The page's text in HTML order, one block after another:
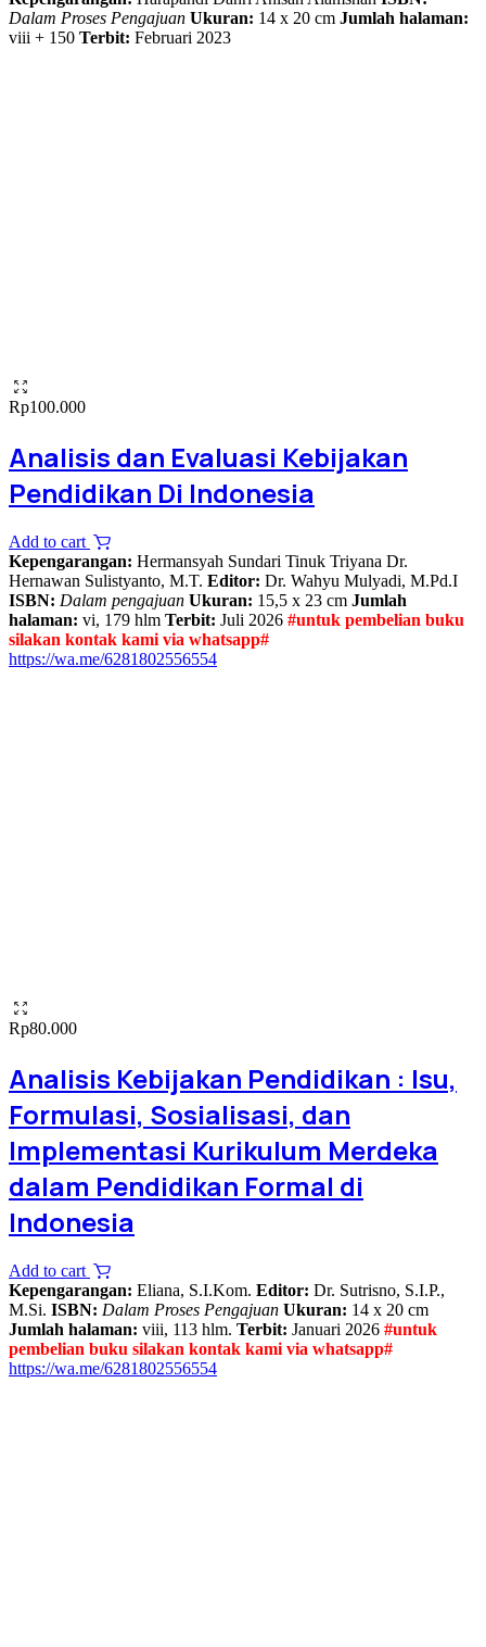
Dalam Proses Pengajuan Ukuran: 14 x 20 cm Jumlah halaman:
viii + 150 Terbit: Februari 2023
Rp100.000
Analisis dan Evaluasi Kebijakan
Pendidikan Di Indonesia
Add to cart
Kepengarangan: Hermansyah Sundari Tinuk Triyana Dr.
Hernawan Sulistyanto, M.T. Editor: Dr. Wahyu Mulyadi, M.Pd.I
ISBN: Dalam pengajuan Ukuran: 15,5 x 23 cm Jumlah
halaman: vi, 179 hlm Terbit: Juli 2026 #untuk pembelian buku
silakan kontak kami via whatsapp#
https://wa.me/6281802556554
Rp80.000
Analisis Kebijakan Pendidikan : Isu,
Formulasi, Sosialisasi, dan
Implementasi Kurikulum Merdeka
dalam Pendidikan Formal di
Indonesia
Add to cart
Kepengarangan: Eliana, S.I.Kom. Editor: Dr. Sutrisno, S.I.P.,
M.Si. ISBN: Dalam Proses Pengajuan Ukuran: 14 x 20 cm
Jumlah halaman: viii, 113 hlm. Terbit: Januari 2026 #untuk
pembelian buku silakan kontak kami via whatsapp#
https://wa.me/6281802556554